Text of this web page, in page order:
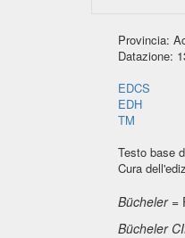
Provincia:
Datazione:
EDCS
EDH
TM
Testo base
Cura
Bücheler=
Bücheler